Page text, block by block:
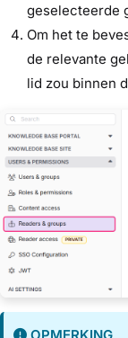
geselecteerde
Om het te
de relevante
lid zou binnen
OPMERKING